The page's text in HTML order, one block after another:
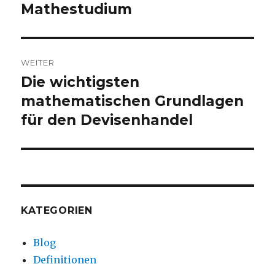
Beitrag:
Mathestudium
WEITER
Nächster
Beitrag:
Die wichtigsten
mathematischen Grundlagen
für den Devisenhandel
KATEGORIEN
Blog
Definitionen